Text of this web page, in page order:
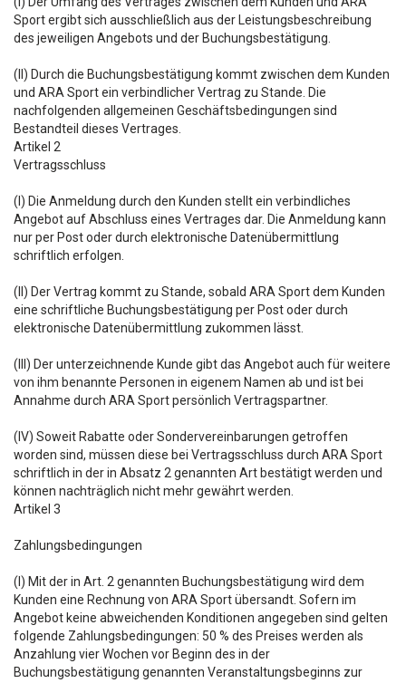
Sport ergibt sich ausschließlich aus der Leistungsbeschreibung
des jeweiligen Angebots und der Buchungsbestätigung.
(II) Durch die Buchungsbestätigung kommt zwischen dem Kunden
und ARA Sport ein verbindlicher Vertrag zu Stande. Die
nachfolgenden allgemeinen Geschäftsbedingungen sind
Bestandteil dieses Vertrages.
Artikel 2
Vertragsschluss
(I) Die Anmeldung durch den Kunden stellt ein verbindliches
Angebot auf Abschluss eines Vertrages dar. Die Anmeldung kann
nur per Post oder durch elektronische Datenübermittlung
schriftlich erfolgen.
(II) Der Vertrag kommt zu Stande, sobald ARA Sport dem Kunden
eine schriftliche Buchungsbestätigung per Post oder durch
elektronische Datenübermittlung zukommen lässt.
(III) Der unterzeichnende Kunde gibt das Angebot auch für weitere
von ihm benannte Personen in eigenem Namen ab und ist bei
Annahme durch ARA Sport persönlich Vertragspartner.
(IV) Soweit Rabatte oder Sondervereinbarungen getroffen
worden sind, müssen diese bei Vertragsschluss durch ARA Sport
schriftlich in der in Absatz 2 genannten Art bestätigt werden und
können nachträglich nicht mehr gewährt werden.
Artikel 3
Zahlungsbedingungen
(I) Mit der in Art. 2 genannten Buchungsbestätigung wird dem
Kunden eine Rechnung von ARA Sport übersandt. Sofern im
Angebot keine abweichenden Konditionen angegeben sind gelten
folgende Zahlungsbedingungen: 50 % des Preises werden als
Anzahlung vier Wochen vor Beginn des in der
Buchungsbestätigung genannten Veranstaltungsbeginns zur